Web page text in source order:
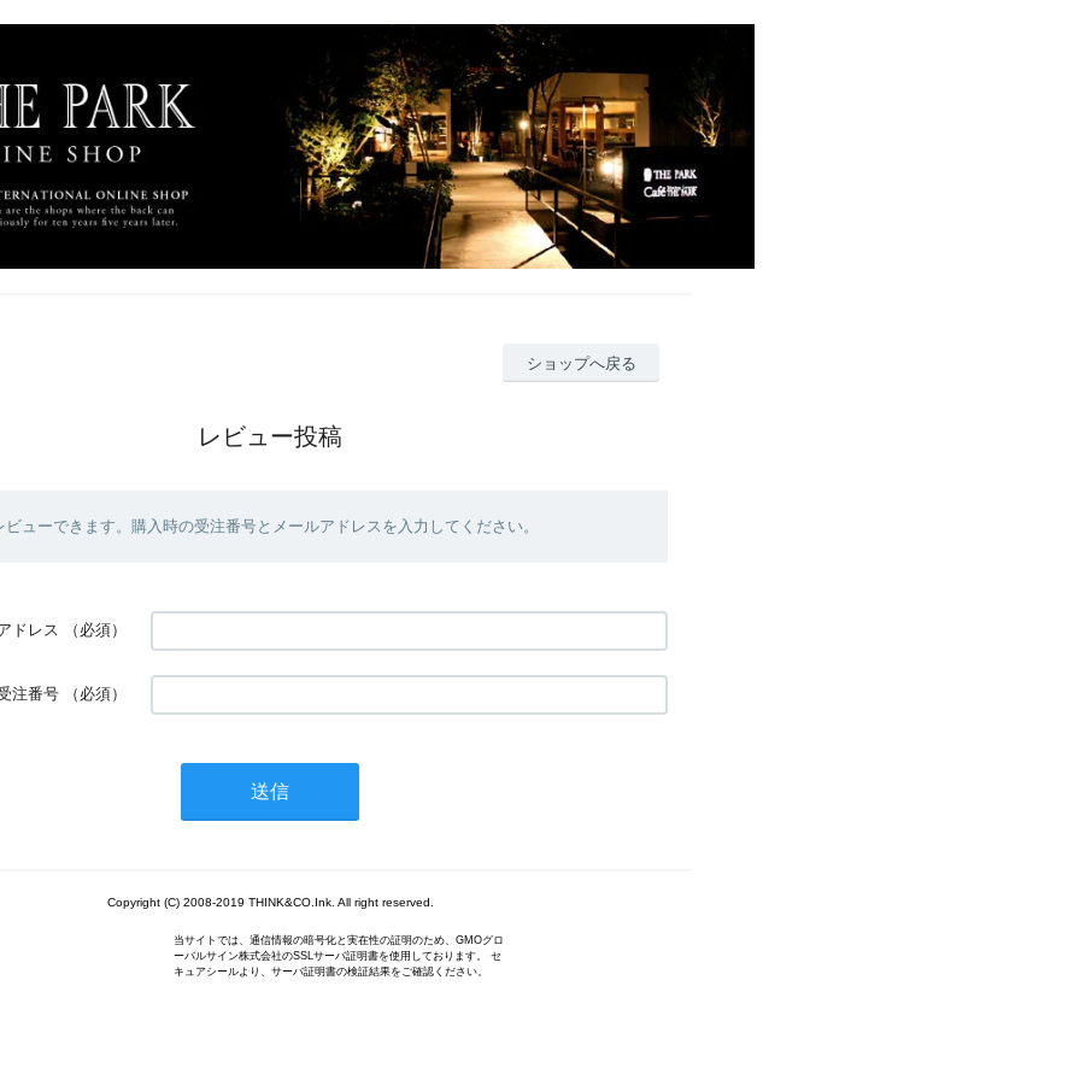
ショップへ戻る
レビュー投稿
ューできます。購入時の受注番号とメールアドレスを入力してください。
ドレス （必須）
注番号 （必須）
Copyright (C) 2008-2019 THINK&CO.Ink. All right reserved.
当サイトでは、通信情報の暗号化と実在性の証明のため、GMOグロ
ーバルサイン株式会社のSSLサーバ証明書を使用しております。 セ
キュアシールより、サーバ証明書の検証結果をご確認ください。